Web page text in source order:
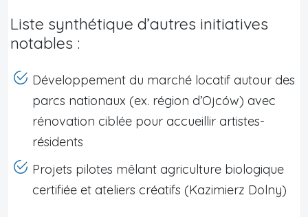
Liste synthétique d’autres initiatives
notables :
Développement du marché locatif autour des
parcs nationaux (ex. région d’Ojców) avec
rénovation ciblée pour accueillir artistes-
résidents
Projets pilotes mêlant agriculture biologique
certifiée et ateliers créatifs (Kazimierz Dolny)